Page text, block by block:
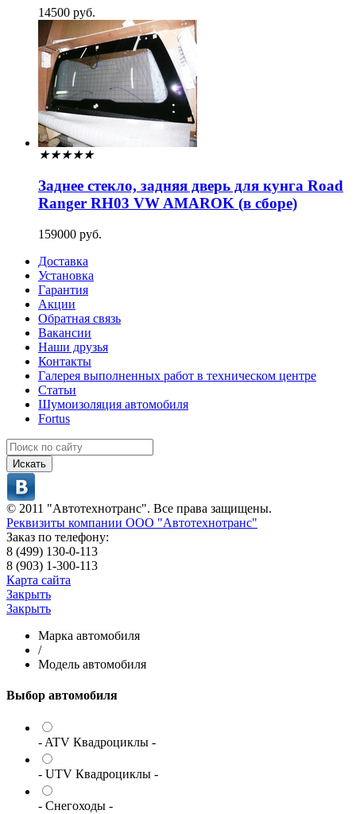
14500 руб.
★★★★★
Заднее стекло, задняя дверь для кунга Road
Ranger RH03 VW AMAROK (в сборе)
159000 руб.
Доставка
Установка
Гарантия
Акции
Обратная связь
Вакансии
Наши друзья
Контакты
Галерея выполненных работ в техническом центре
Статьи
Шумоизоляция автомобиля
Fortus
Искать
© 2011 "Автотехнотранс". Все права защищены.
Реквизиты компании ООО "Автотехнотранс"
Заказ по телефону:
8 (499) 130-0-113
8 (903) 1-300-113
Карта сайта
Закрыть
Закрыть
Марка автомобиля
/
Модель автомобиля
Выбор автомобиля
- ATV Квадроциклы -
- UTV Квадроциклы -
- Снегоходы -